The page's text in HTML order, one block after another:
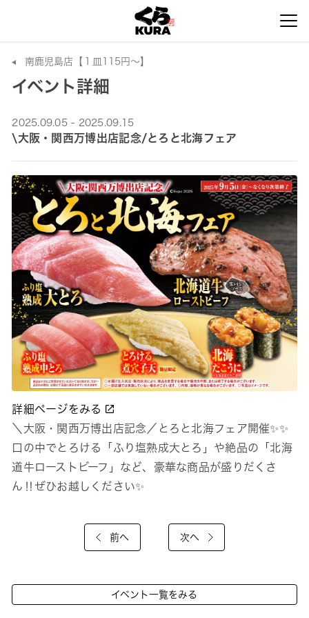
南鹿児島店【１皿115円～】
イベント詳細
2025.09.05 - 2025.09.15
\大阪・関西万博出店記念/とろと北海フェア
詳細ページをみる
＼大阪・関西万博出店記念／とろと北海フェア開催✨✨
口の中でとろける「ふり塩熟成大とろ」や絶品の「北海
道牛ローストビーフ」など、豪華な商品が盛りだくさ
ん‼ぜひお越しください✨
前へ 次へ
イベント一覧をみる